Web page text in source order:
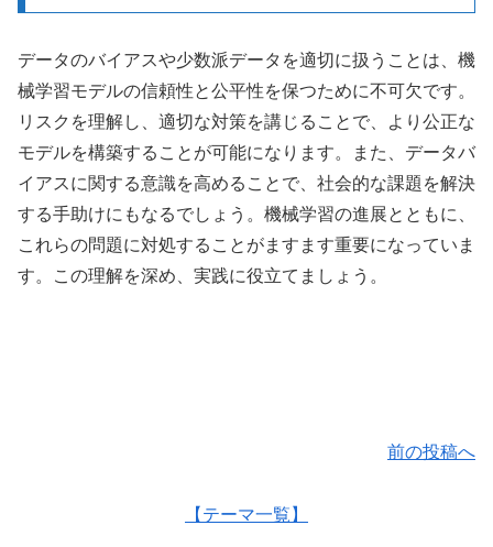
データのバイアスや少数派データを適切に扱うことは、機
械学習モデルの信頼性と公平性を保つために不可欠です。
リスクを理解し、適切な対策を講じることで、より公正な
モデルを構築することが可能になります。また、データバ
イアスに関する意識を高めることで、社会的な課題を解決
する手助けにもなるでしょう。機械学習の進展とともに、
これらの問題に対処することがますます重要になっていま
す。この理解を深め、実践に役立てましょう。
前の投稿へ
【テーマ一覧】